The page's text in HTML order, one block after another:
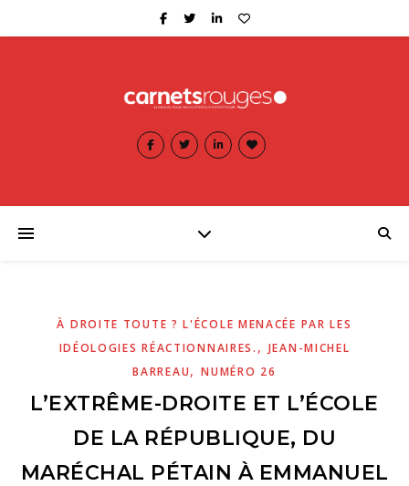
À DROITE TOUTE ? L'ÉCOLE MENACÉE PAR LES
IDÉOLOGIES RÉACTIONNAIRES. , JEAN-MICHEL
BARREAU,NUMÉRO 26
L’EXTRÊME-DROITE ET L’ÉCOLE
DE LA RÉPUBLIQUE, DU
MARÉCHAL PÉTAIN À EMMANUEL